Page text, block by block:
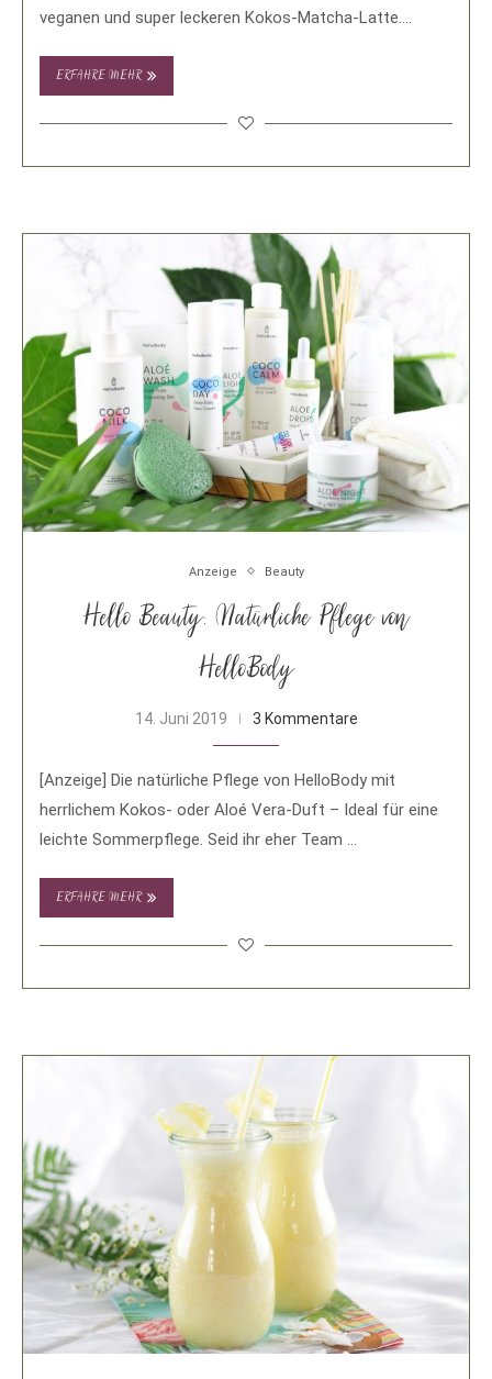
veganen und super leckeren Kokos-Matcha-Latte.
ERFAHRE MEHR
Anzeige Beauty
Hello Beauty: Natürliche Pflege von
HelloBody
14. Juni 2019 3 Kommentare
[Anzeige] Die natürliche Pflege von HelloBody mit
herrlichem Kokos- oder Aloé Vera-Duft – Ideal für eine
leichte Sommerpflege. Seid ihr eher Team …
ERFAHRE MEHR